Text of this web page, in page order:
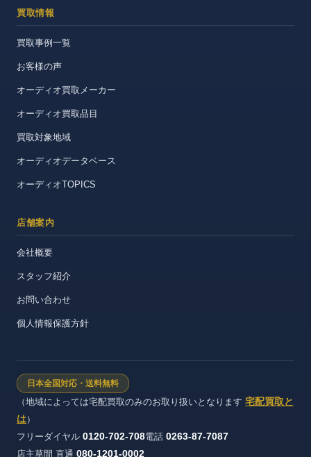
買取情報
買取事例一覧
お客様の声
オーディオ買取メーカー
オーディオ買取品目
買取対象地域
オーディオデータベース
オーディオTOPICS
店舗案内
会社概要
スタッフ紹介
お問い合わせ
個人情報保護方針
日本全国対応・送料無料
（地域によっては宅配買取のみのお取り扱いとなります 宅配買取と
は）
フリーダイヤル 0120-702-708電話 0263-87-7087
店主草間 直通 080-1201-0002